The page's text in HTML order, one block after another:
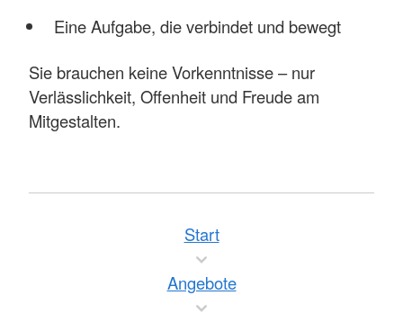
Eine Aufgabe, die verbindet und bewegt
Sie brauchen keine Vorkenntnisse – nur
Verlässlichkeit, Offenheit und Freude am
Mitgestalten.
Start
Angebote